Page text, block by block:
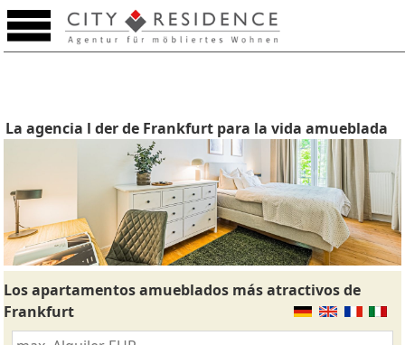
La agencia l der de Frankfurt para la vida amueblada
Los apartamentos amueblados más atractivos de
Frankfurt